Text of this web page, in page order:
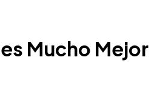
Mucho Mejor